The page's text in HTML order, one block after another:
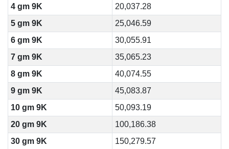
4 gm 9K
20,037.28
5 gm 9K
25,046.59
6 gm 9K
30,055.91
7 gm 9K
35,065.23
8 gm 9K
40,074.55
9 gm 9K
45,083.87
10 gm 9K
50,093.19
20 gm 9K
100,186.38
30 gm 9K
150,279.57